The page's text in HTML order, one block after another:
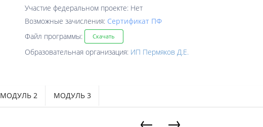
Участие федеральном проекте: Нет
Возможные зачисления: Cертификат ПФ
Файл программы:
Скачать
Образовательная организация: ИП Пермяков Д.Е.
МОДУЛЬ 2 МОДУЛЬ 3
← →